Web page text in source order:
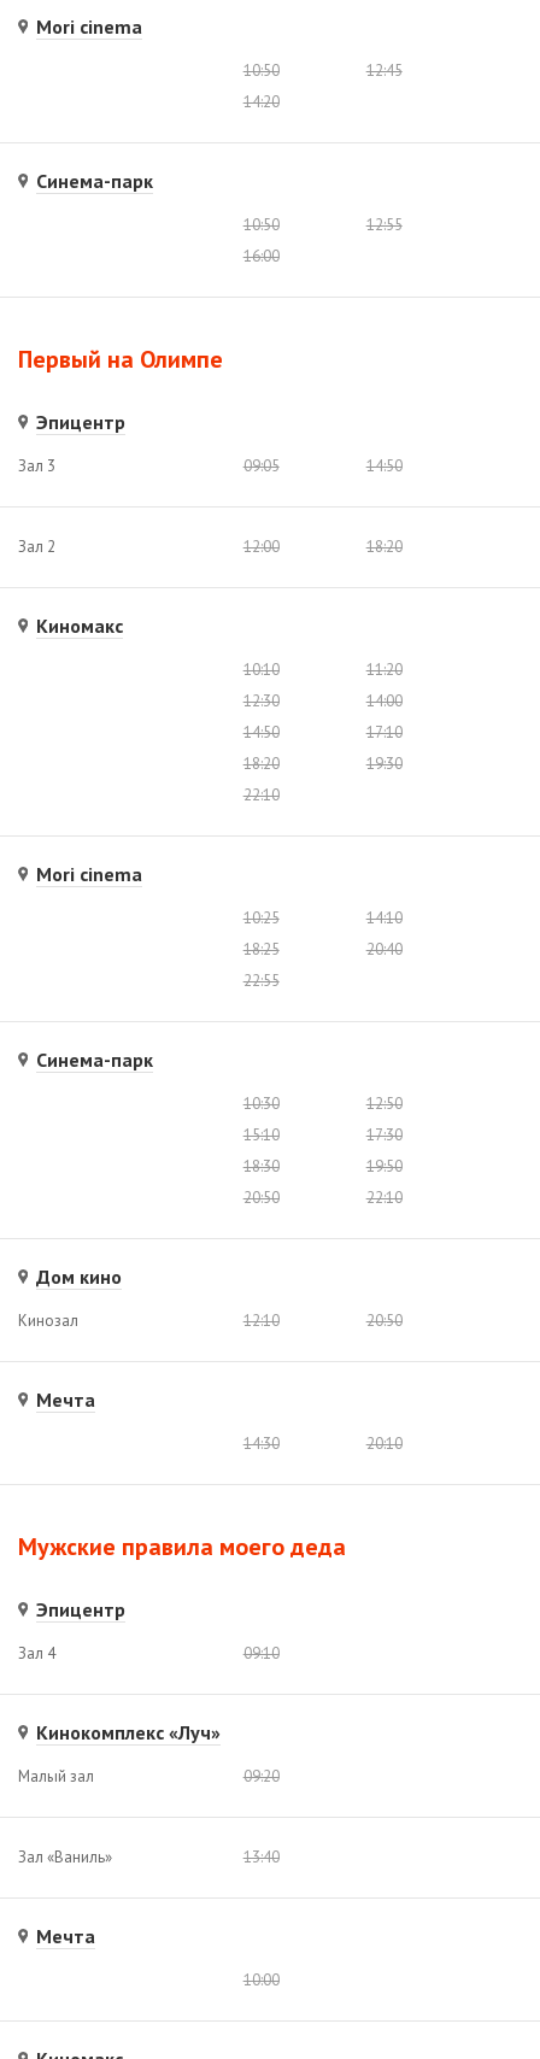
Mori cinema
10:50
12:45
14:20
Синема-парк
10:50
12:55
16:00
Первый на Олимпе
Эпицентр
Зал 3 09:05 14:50
Зал 2 12:00 18:20
Киномакс
10:10
11:20
12:30
14:00
14:50
17:10
18:20
19:30
22:10
Mori cinema
10:25
14:10
18:25
20:40
22:55
Синема-парк
10:30
12:50
15:10
17:30
18:30
19:50
20:50
22:10
Дом кино
Кинозал 12:10 20:50
Мечта
14:30 20:10
Мужские правила моего деда
Эпицентр
Зал 4 09:10
Кинокомплекс «Луч»
Малый зал 09:20
Зал «Ваниль» 13:40
Мечта
10:00